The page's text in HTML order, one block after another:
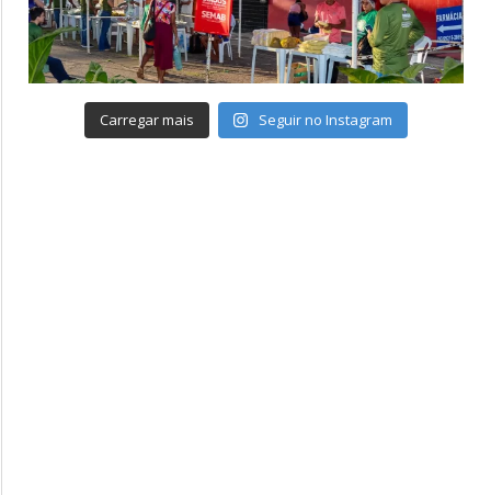
Carregar mais Seguir no Instagram